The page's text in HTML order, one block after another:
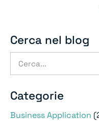
Cerca nel blog
Categorie
Business Application